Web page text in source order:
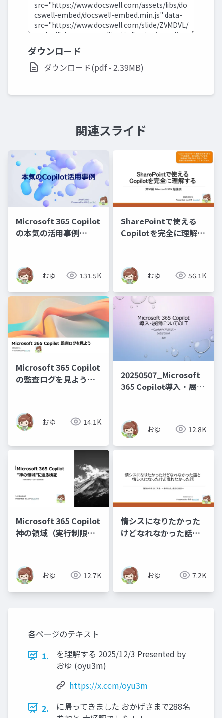
ダウンロード
ダウンロード(pdf - 2.39MB)
関連スライド
Microsoft 365 Copilot
の本気の活用事例
おゆ 131.5K
SharePointで使える
Copilotを完全に理解す
おゆ 56.1K
Microsoft 365 Copilot
の監査ログを見よう
おゆ 14.1K
20250507_Microsoft
365 Copilot導入・展開
おゆ 12.8K
Microsoft 365 Copilot
神の領域（実行制限）
おゆ 12.7K
情シスになりたかった
けどなれなかった話と
ら学ぶLT大会登壇資
料）
おゆ 7.2K
各ページのテキスト
1.
を理解する 2025/12/3 Presented by
おゆ (oyu3m)
https://x.com/oyu3m
2.
に帰ってきました おかげさまで288名